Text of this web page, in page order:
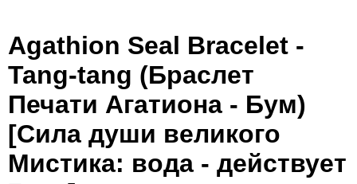
Agathion Seal Bracelet -
Tang-tang (Браслет
Печати Агатиона - Бум)
[Сила души великого
Мистика: вода - действует